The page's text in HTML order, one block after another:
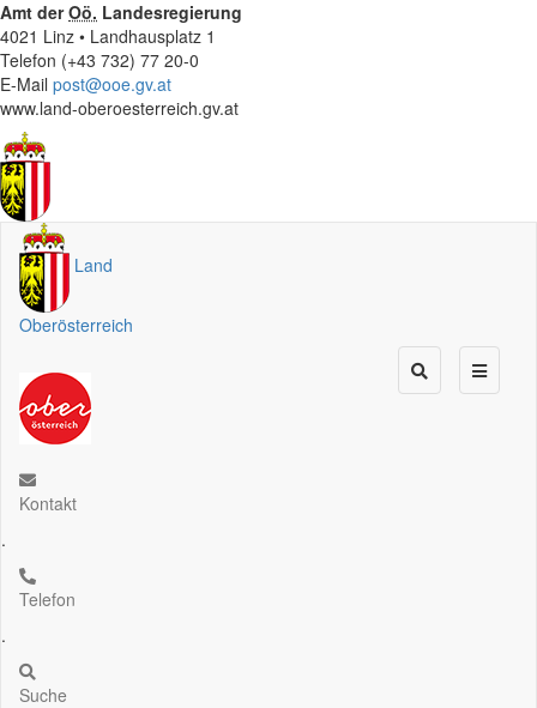
Amt derOö. Landesregierung
4021 Linz • Landhausplatz 1
Telefon (+43 732) 77 20-0
E-Mail post@ooe.gv.at
www.land-oberoesterreich.gv.at
Land
Oberösterreich
Kontakt
.
Telefon
.
Suche